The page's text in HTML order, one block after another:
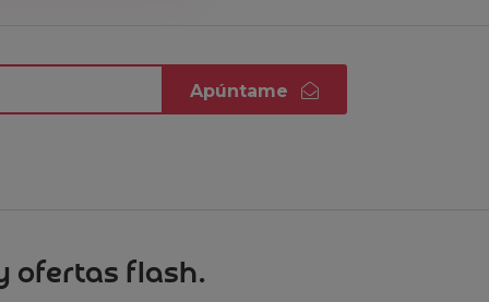
Apúntame
ofertas flash.